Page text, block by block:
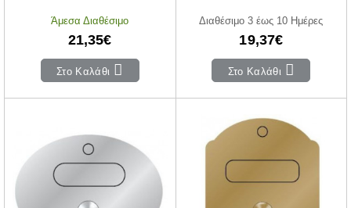
Άμεσα Διαθέσιμο
21,35€
Στο Καλάθι
Διαθέσιμο 3 έως 10 Ημέρες
19,37€
Στο Καλάθι